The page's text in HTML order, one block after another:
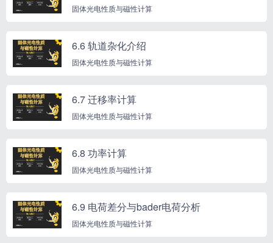
固体光电性质与磁性计算
6.6 轨道杂化介绍
固体光电性质与磁性计算
6.7 迁移率计算
固体光电性质与磁性计算
6.8 功率计算
固体光电性质与磁性计算
6.9 电荷差分与bader电荷分析
固体光电性质与磁性计算